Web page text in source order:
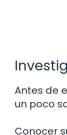
Antes de
un poco
Conocer